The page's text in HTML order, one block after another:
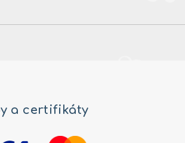
a certifikáty